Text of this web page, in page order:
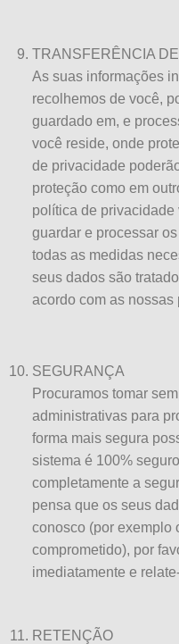
TRANSFERÊNCIA
As suas informações
recolhemos de você,
guardado em, e
você reside, onde
de privacidade
proteção como em
política de privacidade
guardar e processar
todas as medidas
seus dados são
acordo com as nossas
SEGURANÇA
Procuramos tomar
administrativas para
forma mais segura
sistema é 100%
completamente a
pensa que os seus
conosco (por exemplo
comprometido), por
imediatamente e
RETENÇÃO